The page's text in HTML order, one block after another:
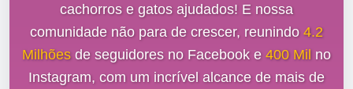
cachorros e gatos ajudados! E nossa
comunidade não para de crescer, reunindo 4.2
Milhõesde seguidores no Facebook e 400 Mil no
Instagram, com um incrível alcance de mais de